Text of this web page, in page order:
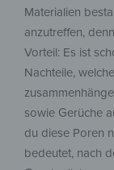
Materialien
anzutreffen,
Vorteil: Es ist
Nachteile,
sowie Gerüche
du diese Poren
bedeutet, nach